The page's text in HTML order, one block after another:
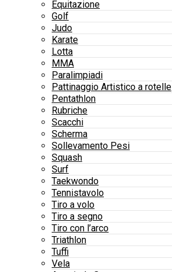
Equitazione
Golf
Judo
Karate
Lotta
MMA
Paralimpiadi
Pattinaggio Artistico a rotelle
Pentathlon
Rubriche
Scacchi
Scherma
Sollevamento Pesi
Squash
Surf
Taekwondo
Tennistavolo
Tiro a volo
Tiro a segno
Tiro con l’arco
Triathlon
Tuffi
Vela